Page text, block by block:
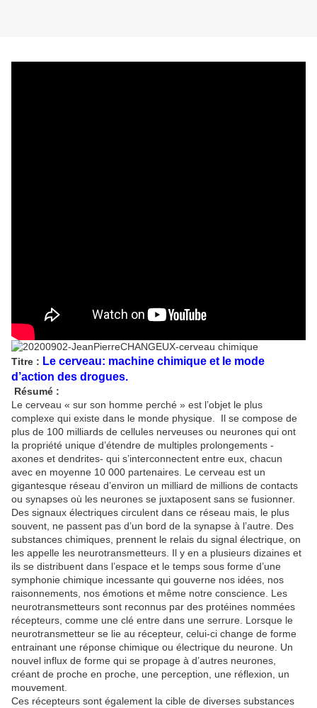
Titre : Le cerveau: machine chimique et le mode
d’action des drogues.
Résumé :
Le cerveau « sur son homme perché » est l’objet le plus
complexe qui existe dans le monde physique. Il se compose de
plus de 100 milliards de cellules nerveuses ou neurones qui ont
la propriété unique d’étendre de multiples prolongements -
axones et dendrites- qui s’interconnectent entre eux, chacun
avec en moyenne 10 000 partenaires. Le cerveau est un
gigantesque réseau d’environ un milliard de millions de contacts
ou synapses où les neurones se juxtaposent sans se fusionner.
Des signaux électriques circulent dans ce réseau mais, le plus
souvent, ne passent pas d’un bord de la synapse à l’autre. Des
substances chimiques, prennent le relais du signal électrique, on
les appelle les neurotransmetteurs. Il y en a plusieurs dizaines et
ils se distribuent dans l’espace et le temps sous forme d’une
symphonie chimique incessante qui gouverne nos idées, nos
raisonnements, nos émotions et même notre conscience. Les
neurotransmetteurs sont reconnus par des protéines nommées
récepteurs, comme une clé entre dans une serrure. Lorsque le
neurotransmetteur se lie au récepteur, celui-ci change de forme
entrainant une réponse chimique ou électrique du neurone. Un
nouvel influx de forme qui se propage à d’autres neurones,
créant de proche en proche, une perception, une réflexion, un
mouvement.
Ces récepteurs sont également la cible de diverses substances